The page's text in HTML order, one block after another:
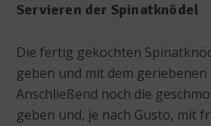
Servieren der Spinatknödel
Die fertig gekochten
geben und mit dem
Anschließend noch die
geben und, je nach Gusto, mit